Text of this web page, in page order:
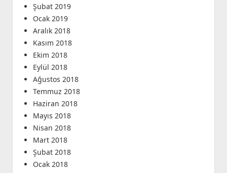
Şubat 2019
Ocak 2019
Aralık 2018
Kasım 2018
Ekim 2018
Eylül 2018
Ağustos 2018
Temmuz 2018
Haziran 2018
Mayıs 2018
Nisan 2018
Mart 2018
Şubat 2018
Ocak 2018